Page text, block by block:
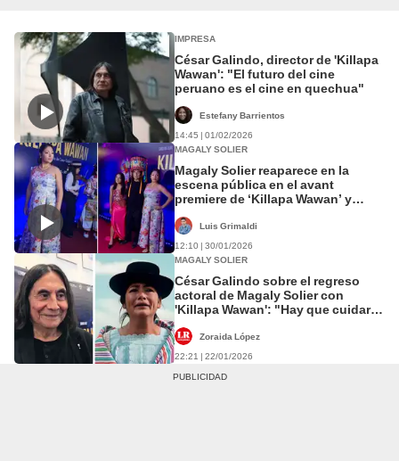
IMPRESA
César Galindo, director de 'Killapa
Wawan': "El futuro del cine
peruano es el cine en quechua"
Estefany Barrientos
14:45 | 01/02/2026
MAGALY SOLIER
Magaly Solier reaparece en la
escena pública en el avant
premiere de ‘Killapa Wawan’ y
“Una gran actriz”
Luis Grimaldi
12:10 | 30/01/2026
MAGALY SOLIER
César Galindo sobre el regreso
actoral de Magaly Solier con
'Killapa Wawan': "Hay que cuidarla,
Zoraida López
22:21 | 22/01/2026